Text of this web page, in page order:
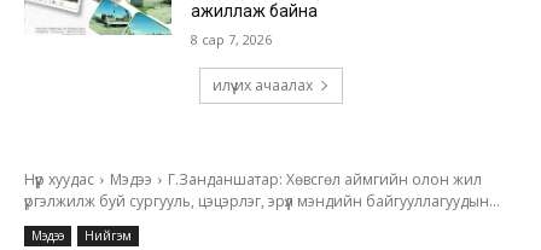
ажиллаж байна
8 сар 7, 2026
илүү их ачаалах